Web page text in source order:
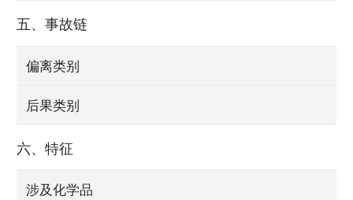
五、事故链
偏离类别
后果类别
六、特征
涉及化学品